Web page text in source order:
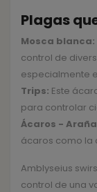
Plagas
Mosca blanca:
control de
especialmente
Trips: Este
para controlar
Ácaros -
ácaros como la
Amblyseius
control de una